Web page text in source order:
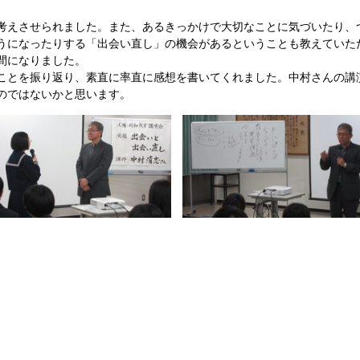
させられました。また、あるきっかけで大切なことに気づいたり、
なったりする「出会い直し」の機会があるということも教えていた
なりました。
を振り返り、素直に率直に感想を書いてくれました。中村さんの講
はないかと思います。